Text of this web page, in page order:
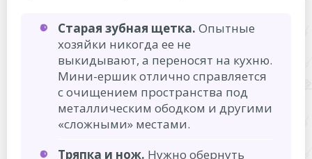
Старая зубная щетка. Опытные
хозяйки никогда ее не
выкидывают, а переносят на кухню.
Мини-ершик отлично справляется
с очищением пространства под
металлическим ободком и другими
«сложными» местами.
Тряпка и нож. Нужно обернуть